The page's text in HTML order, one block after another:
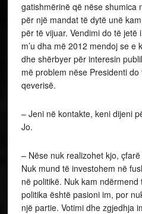
gatishmërinë që nëse shumica
për një mandat të dytë unë
për të vijuar. Vendimi do të jetë
m’u dha më 2012 mendoj se e
dhe shërbyer për interesin
më problem nëse Presidenti
qeverisë.
– Jeni në kontakte, keni dijeni
Jo.
– Nëse nuk realizohet kjo,
Nuk mund të investohem në
në politikë. Nuk kam
politika është pasioni im, por
një partie. Votimi dhe zgjedhja